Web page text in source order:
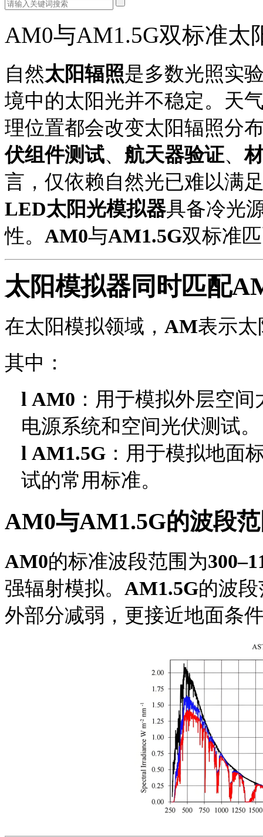
AM0与AM1.5G双标准太
自然太阳辐照是多数光照实
境中的太阳光并不稳定。天
理位置都会改变太阳辐照分
伏组件测试、 航天器验证、
言，仅依赖自然光已难以满
LED太阳光模拟器具备冷光
性。 AM0与AM1.5G双标准
太阳模拟器同时匹配
在太阳模拟领域， AM表示
其中：
l AM0 ：用于模拟外层空
电源系统和空间光伏测试。
l AM1.5G ：用于模拟地面
试的常用标准。
AM0与AM1.5G的波段
AM0的标准波段范围为
强辐射模拟。 AM1.5G的波
外部分减弱，更接近地面条